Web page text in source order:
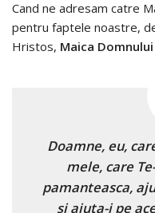
Cand ne adresam catre
pentru faptele noastre,
Hristos, Maica
Doamne, eu,
mele, care
pamanteasca,
si ajuta-i pe